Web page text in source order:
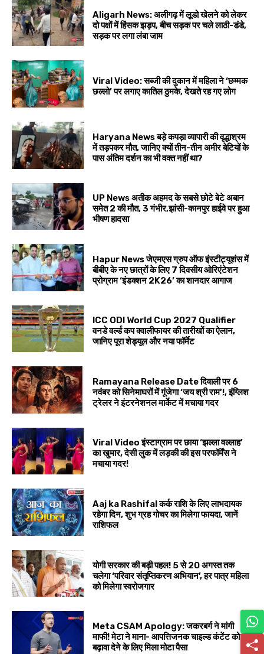
Aligarh News: अलीगढ़ में लूडो खेलने को लेकर
दो पक्षों में हिंसक झड़प, बीच सड़क पर चले लाठी-डंडे,
सड़क पर लगा लंबा जाम
Viral Video: सब्जी की दुकान में महिला ने ‘छम्मक
छल्लो’ पर लगाए कातिल ठुमके, देखते रह गए लोग
Haryana News बड़े कपड़ा व्यापारी की वृद्धाश्रम
में तड़पकर मौत, जानिए क्यों तीन-तीन अमीर बेटियों के
पास अंतिम दर्शन का भी वक्त नहीं था?
UP News अतीक अहमद के सबसे छोटे बेटे अबान
समेत 2 की मौत, 3 गंभीर,झांसी-कानपुर हाईवे पर हुआ
भीषण हादसा
Hapur News जेएमएस ग्रुप ऑफ इंस्टीट्यूशंस में
बीबीए के नए छात्रों के लिए 7 दिवसीय ओरिएंटेशन
प्रोग्राम ‘इंडक्शन 2K26’ का शानदार आगाज
ICC ODI World Cup 2027 Qualifier
वनडे वर्ल्ड कप क्वालीफायर की तारीखों का ऐलान,
जानिए पूरा शेड्यूल और नया फॉर्मेट
Ramayana Release Date दिवाली पर 6
नवंबर को सिनेमाघरों में गूंजेगा ‘जय श्री राम’!, इंग्लिश
ट्रेलर ने इंटरनेशनल मार्केट में मचाया गदर
Viral Video इंस्टाग्राम पर छाया ‘झल्ला वल्लाह’
का खुमार, देसी लुक में लड़की की इस परफॉर्मेंस ने
मचाया गदर!
Aaj ka Rashifal कर्क राशि के लिए लाभदायक
रहेगा दिन, शुभ ग्रह गोचर का मिलेगा फायदा, जानें
राशिफल
योगी सरकार की बड़ी पहल! 5 से 20 अगस्त तक
चलेगा ‘परिवार संतृप्तिकरण अभियान’, हर पात्र महिला
को मिलेगा स्वरोजगार
Meta CSAM Apology: जकरबर्ग ने मांगी
माफी! मेटा ने माना- आपत्तिजनक चाइल्ड कंटेंट को
बढ़ावा देने के लिए मिला मोटा पैसा